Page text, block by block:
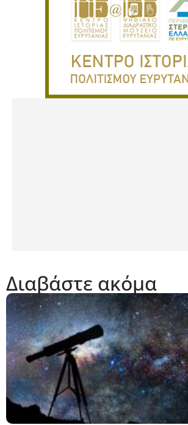
Διαβάστε ακόμα